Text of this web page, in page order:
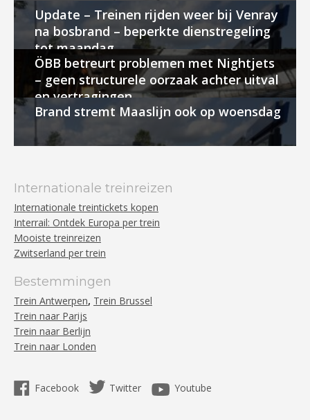
Update – Treinen rijden weer bij Venray
na bosbrand – beperkte dienstregeling
tot maandag
ÖBB betreurt problemen met Nightjets
– geen structurele oorzaak achter uitval
en vertragingen
Brand stremt Maaslijn ook op woensdag
Internationale treinreizen
Internationale treintickets kopen
Interrail: Ontdek Europa per trein
Mooiste treinreizen
Zwitserland per trein
Bestemmingen
Trein Antwerpen, Trein Brussel
Trein naar Parijs
Trein naar Berlijn
Trein naar Londen
Facebook Twitter Youtube